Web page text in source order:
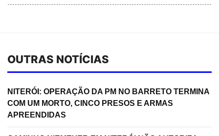
OUTRAS NOTÍCIAS
NITERÓI: OPERAÇÃO DA PM NO BARRETO TERMINA
COM UM MORTO, CINCO PRESOS E ARMAS
APREENDIDAS